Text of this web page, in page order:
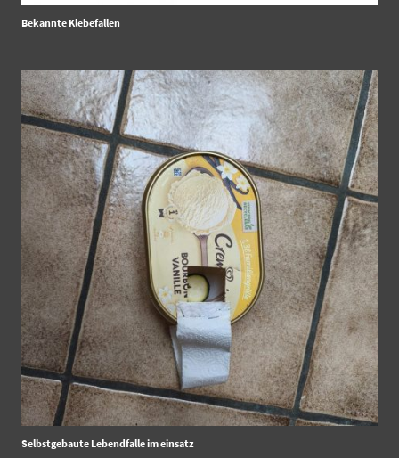
Bekannte Klebefallen
Selbstgebaute Lebendfalle im einsatz